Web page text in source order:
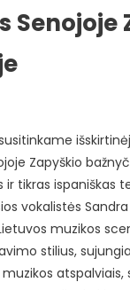
Senojoje
Zapyškio
ir tikras ispaniškas
vokalistės
muzikos
stilius,
atspalviais,